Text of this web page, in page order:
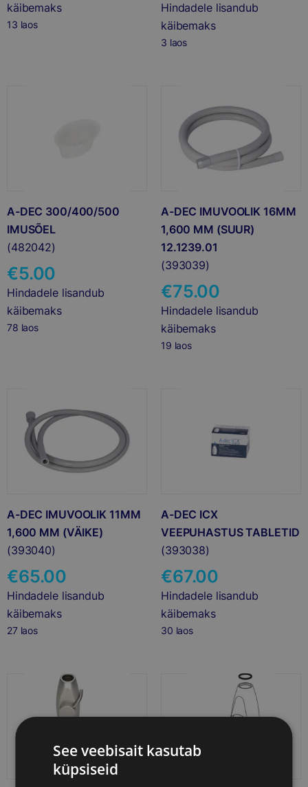
käibemaks
13 laos
Hindadele lisandub
käibemaks
3 laos
A-DEC 300/400/500
IMUSÕEL
(482042)
€5.00
Hindadele lisandub
käibemaks
78 laos
A-DEC IMUVOOLIK 16MM
1,600 MM (SUUR)
12.1239.01
(393039)
€75.00
Hindadele lisandub
käibemaks
19 laos
A-DEC IMUVOOLIK 11MM
1,600 MM (VÄIKE)
(393040)
€65.00
Hindadele lisandub
käibemaks
27 laos
A-DEC ICX
VEEPUHASTUS TABLETID
(393038)
€67.00
Hindadele lisandub
käibemaks
30 laos
See veebisait kasutab
küpsiseid